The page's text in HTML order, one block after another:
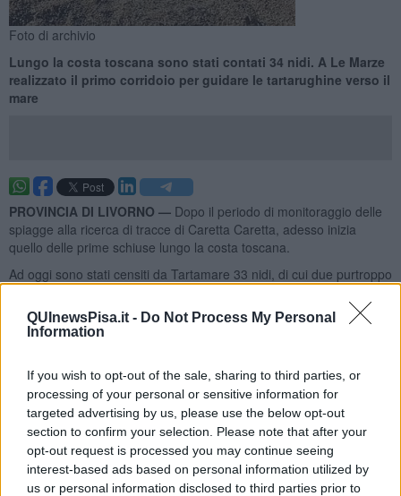
QUInewsPisa.it - Do Not Process My Personal
Information
If you wish to opt-out of the sale, sharing to third parties, or
processing of your personal or sensitive information for
targeted advertising by us, please use the below opt-out
section to confirm your selection. Please note that after your
opt-out request is processed you may continue seeing
interest-based ads based on personal information utilized by
us or personal information disclosed to third parties prior to
Foto di archivio
Lungo la costa toscana sono stati contati 34 nidi. A Le Marze
realizzato il primo corridoio per guidare le tartarughine verso il
mare
PROVINCIA DI LIVORNO — Dopo il periodo di monitoraggio delle
spiagge alla ricerca di tracce di Caretta Caretta, adesso inizia
quello delle prime schiuse lungo la costa toscana.
Ad oggi sono stati censiti da Tartamare 33 nidi, di cui due purtroppo
dei volontari, delle autorità e della rete scientifica. La Toscana si
conferma sempre più come una regione chiave per la nidificazione
Alle Marze a Grosseto
il primo nido è in schiusa. In questi giorni è
stato realizzato il corridoio protetto per le tartarughine che le
guiderà in sicurezza verso il mare.